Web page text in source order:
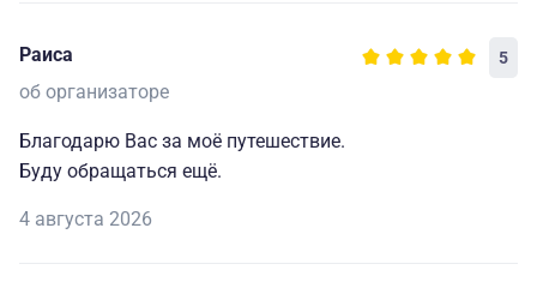
Экскурсии подобраны очень удачно, в отдельные дни
смогли посетить театр и музеи, не включенные в
Время провели потрясающе, очень рада, что взяли с
собой 10-летнюю внучку, поездка пробудила в ребёнке
громадный интерес к истории и искусству.
Раиса 5
об организаторе
Благодарю Вас за моё путешествие.
Буду обращаться ещё.
4 августа 2026